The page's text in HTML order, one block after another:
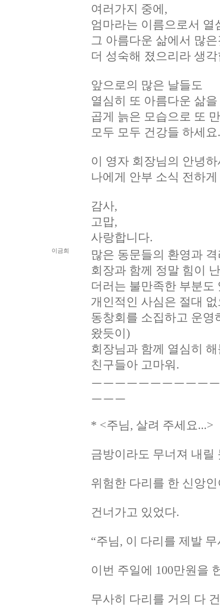
여러가지 중에,
엄마라는 이름으로서 열
그 아름다운 삶에서 많
더 성숙해 졌으리라 생
앞으로의 많은 날들도
열심히 또 아름다운 삶
곱게 늙은 모습으로 또
모두 모두 건강들 하세요.
이 영자 회장님의 안녕
나에게 안부 소식 전하
감사,
고맙,
사랑합니다.
이금희
많은 동문들의 환영과
회장과 함께 정말 힘이
더러는 불만족한 부분도
개인적인 사심은 절대
동창회를 소집하고 운영
왔듯이)
회장님과 함께 열심히
친구들아 고마워.
ㅡㅡㅡㅡㅡㅡㅡㅡㅡㅡ
ㅡㅡㅡ
* <주님, 살려 주세요...>
금방이라도 무너져 내릴
위험한 다리를 한 신앙
건너가고 있었다.
“주님, 이 다리를 제발
이번 주일에 100만원을
무사히 다리를 거의 다